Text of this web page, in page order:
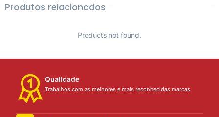
Produtos relacionados
Products not found.
Qualidade
Trabalhos com as melhores e mais reconhecidas marcas